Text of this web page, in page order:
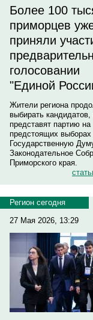
Более 100
приморцев
приняли
голосовании
"Единой
Жители региона
выбирать кандидатов,
представят партию на
предстоящих выборах
Государственную
Законодательное
Приморского края.
Регион сегодня
27 Мая 2026, 13:29